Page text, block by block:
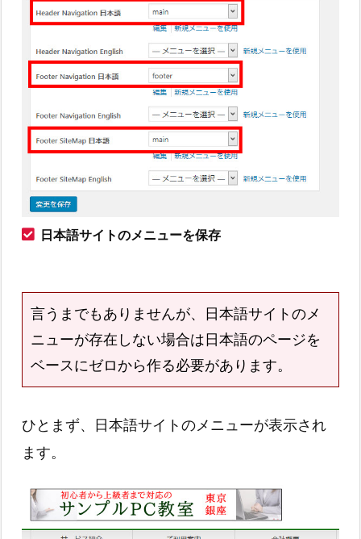
日本語サイトのメニューを保存
言うまでもありませんが、日本語サイトのメ
ニューが存在しない場合は日本語のページを
ベースにゼロから作る必要があります。
ひとまず、日本語サイトのメニューが表示され
ます。